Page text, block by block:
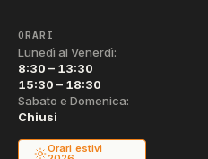
ORARI
Lunedì al Venerdì:
8:30 – 13:30
15:30 – 18:30
Sabato e Domenica:
Chiusi
Orari estivi